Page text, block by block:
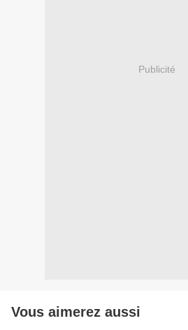
Publicité
Vous aimerez aussi